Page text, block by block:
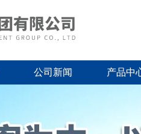
公司新闻 产品中